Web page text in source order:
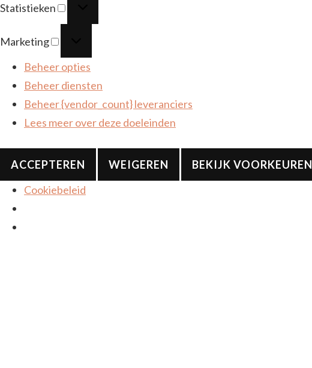
Statistieken
Marketing
Beheer opties
Beheer diensten
Beheer {vendor_count} leveranciers
Lees meer over deze doeleinden
ACCEPTEREN WEIGEREN BEKIJK VOORKEUREN
Cookiebeleid